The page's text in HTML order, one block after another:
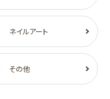
ネイルアート
その他